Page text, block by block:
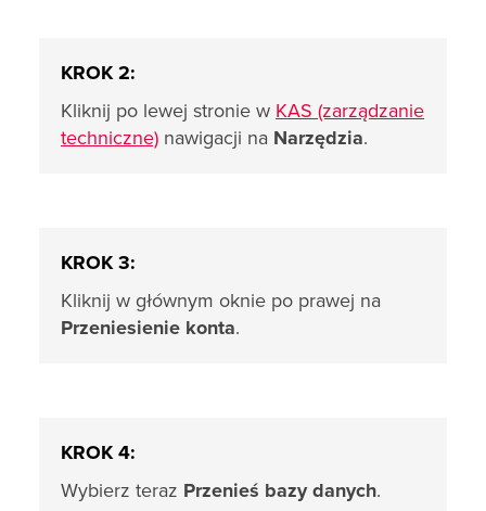
KROK 2:
Kliknij po lewej stronie w KAS (zarządzanie
techniczne) nawigacji na Narzędzia.
KROK 3:
Kliknij w głównym oknie po prawej na
Przeniesienie konta.
KROK 4:
Wybierz teraz Przenieś bazy danych.